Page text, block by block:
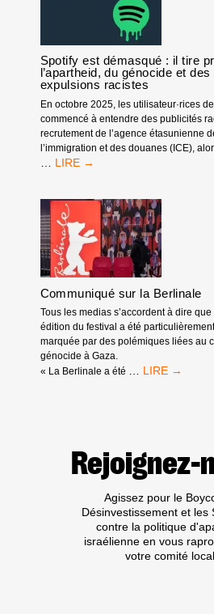
Spotify est démasqué : il tire
l’apartheid, du génocide et des
expulsions racistes
En octobre 2025, les utilisateur·rices
commencé à entendre des publicités
recrutement de l’agence étasunienne
l’immigration et des douanes (ICE),
SPOTIFY
:
IL
TIRE
PROFIT
DE
L’APARTHEID,
DU
GÉNOCIDE
ET
DES
EXPULSIONS
RACISTES
Communiqué sur la Berlinale
Tous les medias s’accordent à dire
édition du festival a été
marquée par des polémiques liées au
génocide à Gaza.
« La Berlinale a été
COMMUNIQUÉ
Rejoignez-
Agissez pour le
Désinvestissement et les
contre la politique
israélienne en vous
votre comité